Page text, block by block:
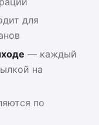
для
— каждый
на
по